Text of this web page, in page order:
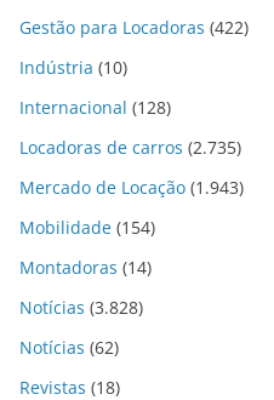
Gestão para Locadoras (422)
Indústria (10)
Internacional (128)
Locadoras de carros (2.735)
Mercado de Locação (1.943)
Mobilidade (154)
Montadoras (14)
Notícias (3.828)
Notícias (62)
Revistas (18)